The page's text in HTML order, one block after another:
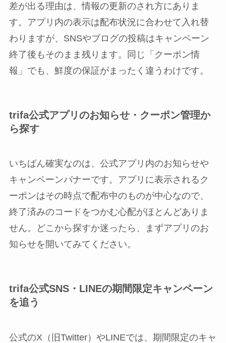
差が出る理由は、情報の更新のされ方にありま
す。アプリ内の表示は配布状況に合わせて入れ替
わりますが、SNSやブログの投稿はキャンペーン
終了後もそのまま残ります。同じ「クーポン情
報」でも、鮮度の保証がまったく違うわけです。
trifa公式アプリのお知らせ・クーポン管理か
ら探す
いちばん確実なのは、公式アプリ内のお知らせや
キャンペーンバナーです。アプリに表示されるク
ーポンはその時点で配布中のものが中心なので、
終了済みのコードをつかむ心配がほとんどありま
せん。どこから探すか迷ったら、まずアプリのお
知らせを開いてみてください。
trifa公式SNS・LINEの期間限定キャンペーン
を追う
公式のX（旧Twitter）やLINEでは、期間限定のキャ